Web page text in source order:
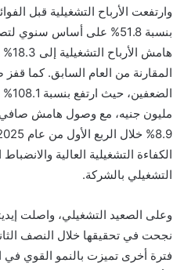
وارتفعت الأرباح التشغيلية قبل
المقارنة من العام السابق. كما
الكفاءة التشغيلية العالية
التشغيلي بالشركة.
وعلى الصعيد التشغيلي، واصلت
فترة أخرى تميزت بالنمو القوي في